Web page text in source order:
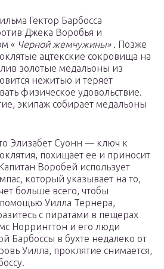
Гектор Барбосса
Джека Воробья и
« Черной жемчужины». Позже
ацтекские сокровища на
золотые медальоны из
нежитью и теряет
физическое удовольствие.
экипаж собирает медальоны
Элизабет Суонн — ключ к
похищает ее и приносит
Воробей использует
который указывает на то,
больше всего, чтобы
Уилла Тернера,
с пиратами в пещерах
Норрингтон и его люди
Барбоссы в бухте недалеко от
Уилла, проклятие снимается,